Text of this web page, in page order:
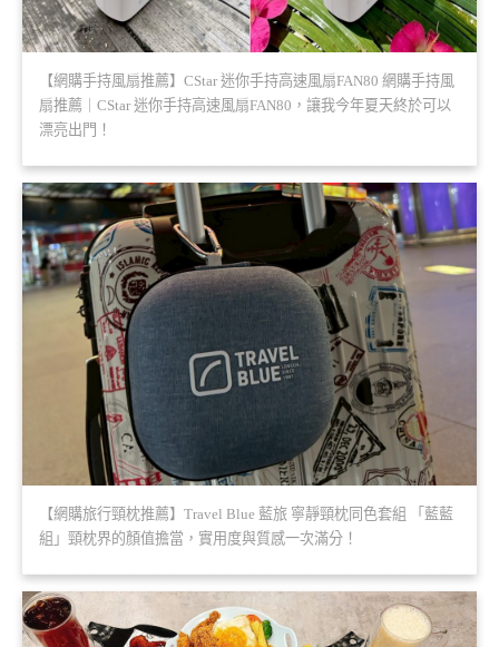
【網購手持風扇推薦】CStar 迷你手持高速風扇FAN80 網購手持風
扇推薦｜CStar 迷你手持高速風扇FAN80，讓我今年夏天終於可以
漂亮出門！
【網購旅行頸枕推薦】Travel Blue 藍旅 寧靜頸枕同色套組 「藍藍
組」頸枕界的顏值擔當，實用度與質感一次滿分！